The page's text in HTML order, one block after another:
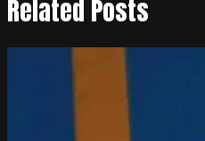
Related Posts